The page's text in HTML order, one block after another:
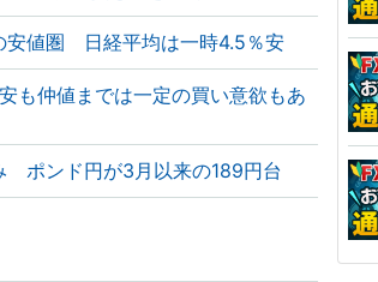
安値圏 日経平均は一時4.5％安
も仲値までは一定の買い意欲もあ
ポンド円が3月以来の189円台